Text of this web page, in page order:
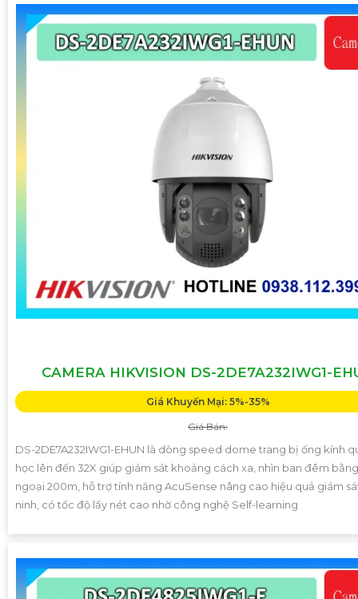
CAMERA HIKVISION DS-2DE7A232IWG1-
Giá Khuyến Mại: 5%-35%
Giá Bán:
DS-2DE7A232IWG1-EHUN là dòng speed dome trang bị ống kính
học lên đến 32X giúp giám sát khoảng cách xa, nhìn ban đêm
ngoại 200m, hỗ trợ tính năng AcuSense nâng cao hiệu quả giám
ninh, có tốc độ lấy nét cao nhờ công nghệ Self-learning